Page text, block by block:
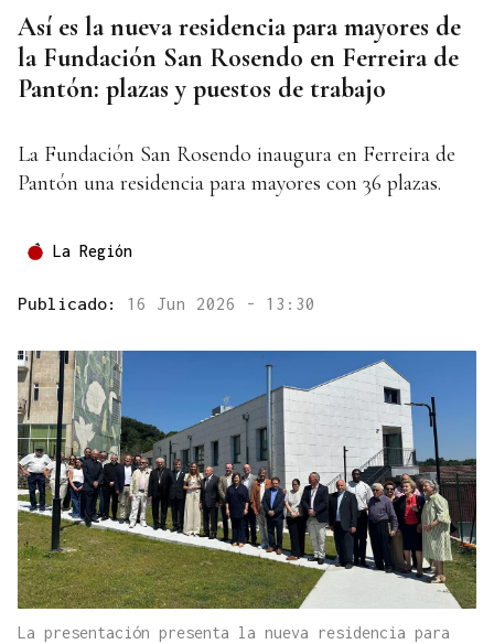
Así es la nueva residencia para mayores de
la Fundación San Rosendo en Ferreira de
Pantón: plazas y puestos de trabajo
La Fundación San Rosendo inaugura en Ferreira de
Pantón una residencia para mayores con 36 plazas.
La Región
Publicado: 16 Jun 2026 - 13:30
La presentación presenta la nueva residencia para